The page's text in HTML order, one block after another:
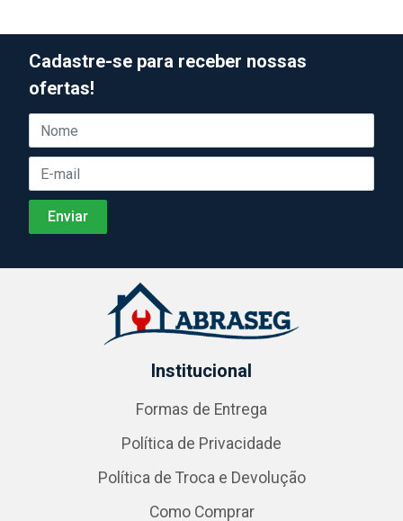
Cadastre-se para receber nossas
ofertas!
Institucional
Formas de Entrega
Política de Privacidade
Política de Troca e Devolução
Como Comprar